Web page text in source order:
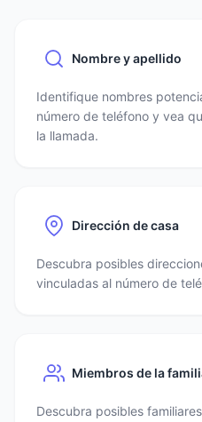
Nombre y apellido
Identifique nombres
número de teléfono y vea
la llamada.
Dirección de casa
Descubra posibles
vinculadas al número de
Miembros de la
Descubra posibles